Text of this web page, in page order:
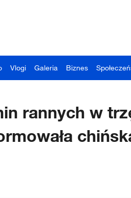
Vlogi Galeria Biznes
rannych w